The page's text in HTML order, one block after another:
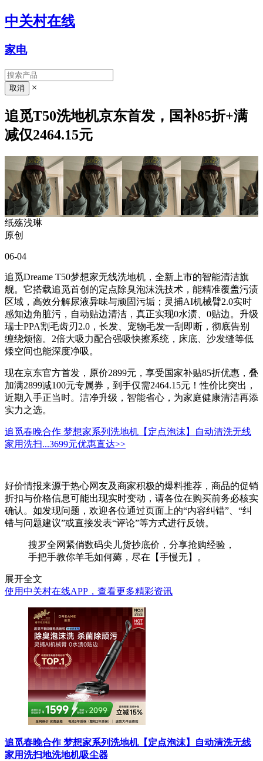
中关村在线
家电
×
追觅T50洗地机京东首发，国补85折+满
减仅2464.15元
纸殇浅琳
原创
06-04
追觅Dreame T50梦想家无线洗地机，全新上市的智能清洁旗
舰。它搭载追觅首创的定点除臭泡沫洗技术，能精准覆盖污渍
区域，高效分解尿液异味与顽固污垢；灵捕AI机械臂2.0实时
感知边角脏污，自动贴边清洁，真正实现0水渍、0贴边。升级
瑞士PPA割毛齿刃2.0，长发、宠物毛发一刮即断，彻底告别
缠绕烦恼。2倍大吸力配合强吸快擦系统，床底、沙发缝等低
矮空间也能深度净吸。
现在京东官方首发，原价2899元，享受国家补贴85折优惠，叠
加满2899减100元专属券，到手仅需2464.15元！性价比突出，
近期入手正当时。洁净升级，智能省心，为家庭健康清洁再添
实力之选。
追觅春晚合作 梦想家系列洗地机【定点泡沫】自动清洗无线
家用洗扫...3699元优惠直达>>
好价情报来源于热心网友及商家积极的爆料推荐，商品的促销
折扣与价格信息可能出现实时变动，请各位在购买前务必核实
确认。如发现问题，欢迎各位通过页面上的“内容纠错”、“纠
错与问题建议”或直接发表“评论”等方式进行反馈。
搜罗全网紧俏数码尖儿货抄底价，分享抢购经验，
手把手教你羊毛如何薅，尽在【手慢无】。
展开全文
使用中关村在线APP，查看更多精彩资讯
追觅春晚合作 梦想家系列洗地机【定点泡沫】自动清洗无线
家用洗扫地洗地机吸尘器